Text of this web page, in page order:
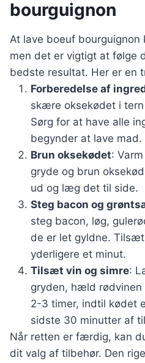
bourguignon
At lave boeuf
men det er vigtigt at følge
bedste resultat. Her er en
Forberedelse af
skære oksekødet i
Sørg for at have alle
begynder at lave mad.
Brun oksekødet:
gryde og brun
ud og læg det til side.
Steg bacon og
steg bacon, løg,
de er let gyldne.
yderligere et minut.
Tilsæt vin og simre:
gryden, hæld rødvinen
2-3 timer, indtil kødet
sidste 30 minutter af
Når retten er færdig, kan
dit valg af tilbehør. Den